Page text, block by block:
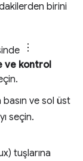
birini
ve kontrol
ve sol üst
seçin.
tuşlarına